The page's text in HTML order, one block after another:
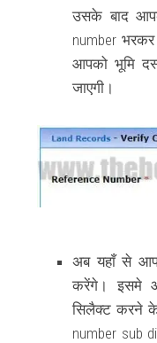
उसके बाद
number
आपको भूमि
जाएगी।
अब यहाँ से आप
करेंगे। इसमे
सिलैक्ट करने के
number sub